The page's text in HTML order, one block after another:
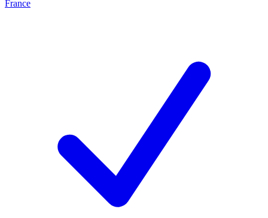
France